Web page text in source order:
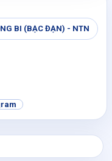
BI (BẠC ĐẠN) - NTN